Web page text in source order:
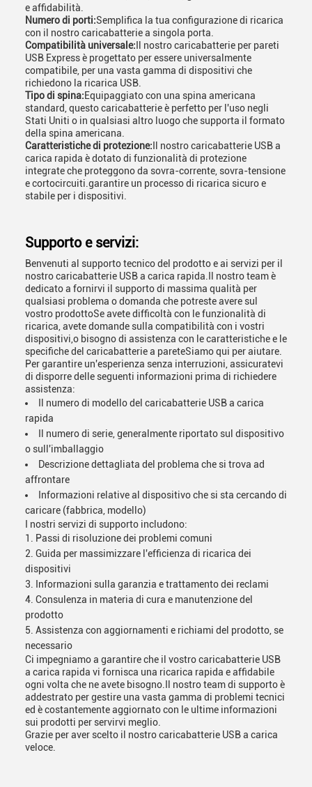
e affidabilità.
Numero di porti:Semplifica la tua configurazione di ricarica
con il nostro caricabatterie a singola porta.
Compatibilità universale: Il nostro caricabatterie per pareti
USB Express è progettato per essere universalmente
compatibile, per una vasta gamma di dispositivi che
richiedono la ricarica USB.
Tipo di spina:Equipaggiato con una spina americana
standard, questo caricabatterie è perfetto per l'uso negli
Stati Uniti o in qualsiasi altro luogo che supporta il formato
della spina americana.
Caratteristiche di protezione: Il nostro caricabatterie USB a
carica rapida è dotato di funzionalità di protezione
integrate che proteggono da sovra-corrente, sovra-tensione
e cortocircuiti.garantire un processo di ricarica sicuro e
stabile per i dispositivi.
Supporto e servizi:
Benvenuti al supporto tecnico del prodotto e ai servizi per il
nostro caricabatterie USB a carica rapida.Il nostro team è
dedicato a fornirvi il supporto di massima qualità per
qualsiasi problema o domanda che potreste avere sul
vostro prodottoSe avete difficoltà con le funzionalità di
ricarica, avete domande sulla compatibilità con i vostri
dispositivi,o bisogno di assistenza con le caratteristiche e le
specifiche del caricabatterie a pareteSiamo qui per aiutare.
Per garantire un'esperienza senza interruzioni, assicuratevi
di disporre delle seguenti informazioni prima di richiedere
assistenza:
Il numero di modello del caricabatterie USB a carica
rapida
Il numero di serie, generalmente riportato sul dispositivo
o sull'imballaggio
Descrizione dettagliata del problema che si trova ad
affrontare
Informazioni relative al dispositivo che si sta cercando di
caricare (fabbrica, modello)
I nostri servizi di supporto includono:
Passi di risoluzione dei problemi comuni
Guida per massimizzare l'efficienza di ricarica dei
dispositivi
Informazioni sulla garanzia e trattamento dei reclami
Consulenza in materia di cura e manutenzione del
prodotto
Assistenza con aggiornamenti e richiami del prodotto, se
necessario
Ci impegniamo a garantire che il vostro caricabatterie USB
a carica rapida vi fornisca una ricarica rapida e affidabile
ogni volta che ne avete bisogno.Il nostro team di supporto è
addestrato per gestire una vasta gamma di problemi tecnici
ed è costantemente aggiornato con le ultime informazioni
sui prodotti per servirvi meglio.
Grazie per aver scelto il nostro caricabatterie USB a carica
veloce.